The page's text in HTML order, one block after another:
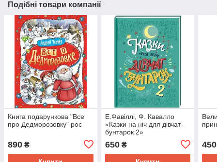
Подібні товари компанії
Книга подарункова "Все
про Дедморозовку" рос
890 ₴
Е.Фавіллі, Ф. Кавалло
«Казки на ніч для дівчат-
бунтарок 2»
650₴ 450